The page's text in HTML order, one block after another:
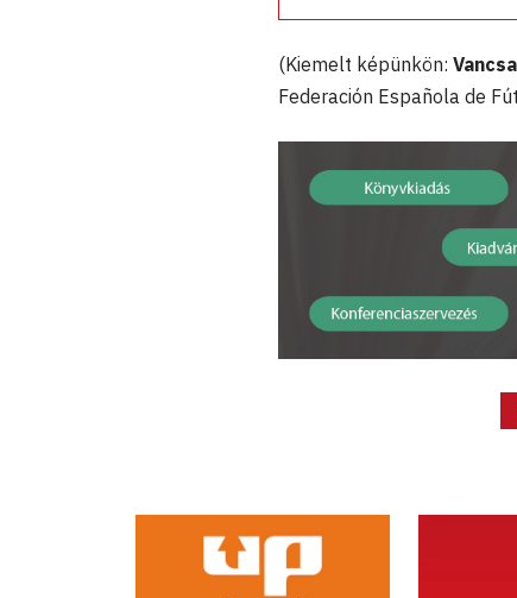
(Kiemelt képünkön:
Federación Española de